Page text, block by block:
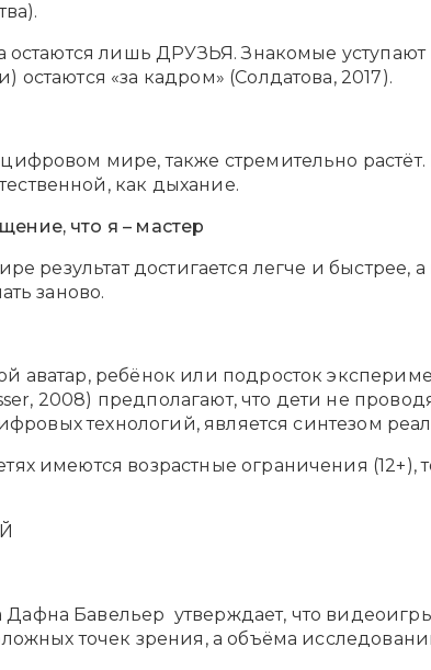
лишь ДРУЗЬЯ. Знакомые уступают
«за кадром» (Солдатова, 2017).
мире, также стремительно
как дыхание.
что я – мастер
результат достигается легче и
заново.
ребёнок или подросток
2008) предполагают, что дети не
технологий, является синтезом
имеются возрастные ограничения (12+),
Бавельер утверждает, что
точек зрения, а объёма